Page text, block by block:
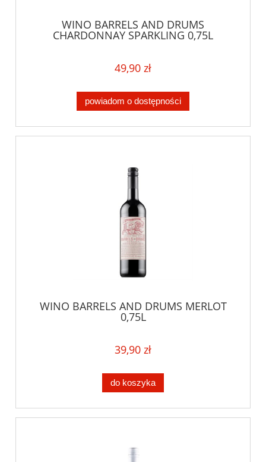
WINO BARRELS AND DRUMS
CHARDONNAY SPARKLING 0,75L
49,90 zł
powiadom o dostępności
WINO BARRELS AND DRUMS MERLOT
0,75L
39,90 zł
do koszyka